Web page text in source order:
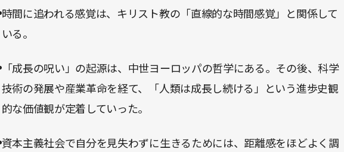
時間に追われる感覚は、キリスト教の「直線的な時間感覚」と関係して
いる。
「成長の呪い」の起源は、中世ヨーロッパの哲学にある。その後、科学
技術の発展や産業革命を経て、「人類は成長し続ける」という進歩史観
的な価値観が定着していった。
資本主義社会で自分を見失わずに生きるためには、距離感をほどよく調